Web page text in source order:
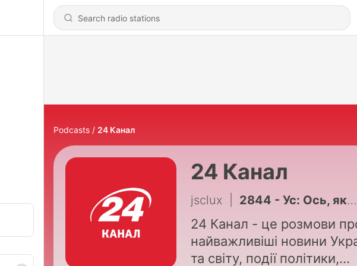
Podcasts 24 Канал
24 Канал
jsclux 2844 - Ус: Ось, якими будуть перші дії Умєрова на посаді голови СЗР. Це треба чути
24 Канал - це розмови
найважливіші новини
та світу, події політики,